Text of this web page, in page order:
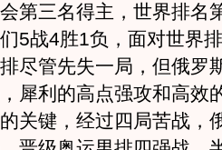
三名得主，世界排名
5战4胜1负，面对世界
尽管先失一局，但俄罗
犀利的高点强攻和高效
关键，经过四局苦战，